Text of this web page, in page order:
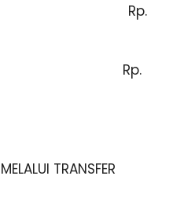
Kliring Rp.
Diony Rp.
TRANSFER